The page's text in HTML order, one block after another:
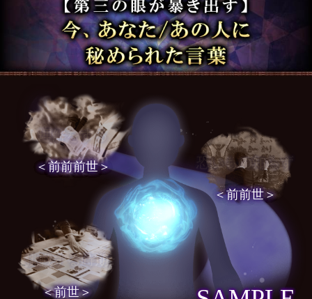
＜前前前世＞
理解をする
＜前前世＞
恐いもの知らず
＜前世＞
挑戦する時期